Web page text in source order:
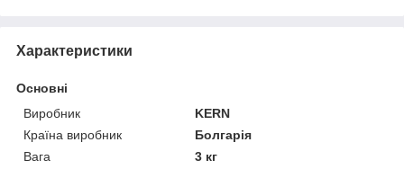
Характеристики
Основні
Виробник
KERN
Країна виробник
Болгарія
Вага
3 кг